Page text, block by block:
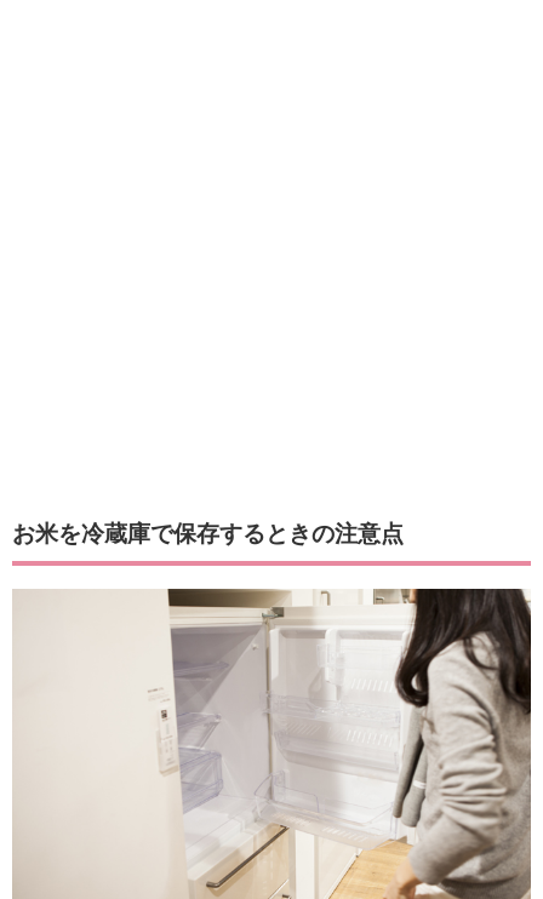
お米を冷蔵庫で保存するときの注意点